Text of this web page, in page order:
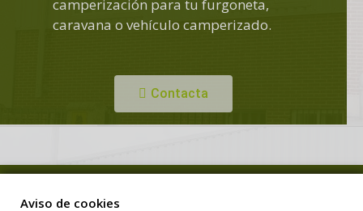
camperización para tu furgoneta,
caravana o vehículo camperizado.
Contacta
Aviso de cookies